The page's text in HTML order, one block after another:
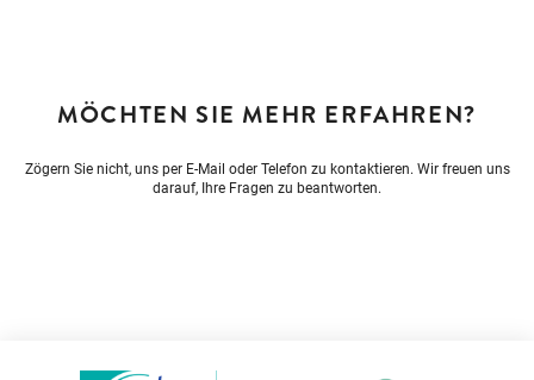
MÖCHTEN SIE MEHR ERFAHREN?
Zögern Sie nicht, uns per E-Mail oder Telefon zu kontaktieren. Wir freuen uns
darauf, Ihre Fragen zu beantworten.